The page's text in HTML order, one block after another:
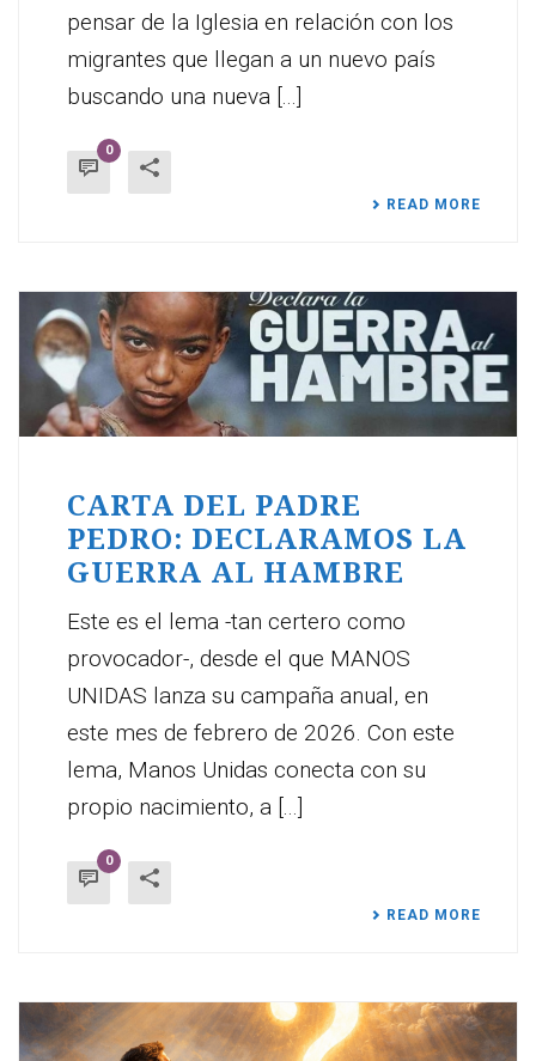
pensar de la Iglesia en relación con los
migrantes que llegan a un nuevo país
buscando una nueva [...]
0
READ MORE
CARTA DEL PADRE
PEDRO: DECLARAMOS LA
GUERRA AL HAMBRE
Este es el lema -tan certero como
provocador-, desde el que MANOS
UNIDAS lanza su campaña anual, en
este mes de febrero de 2026. Con este
lema, Manos Unidas conecta con su
propio nacimiento, a [...]
0
READ MORE